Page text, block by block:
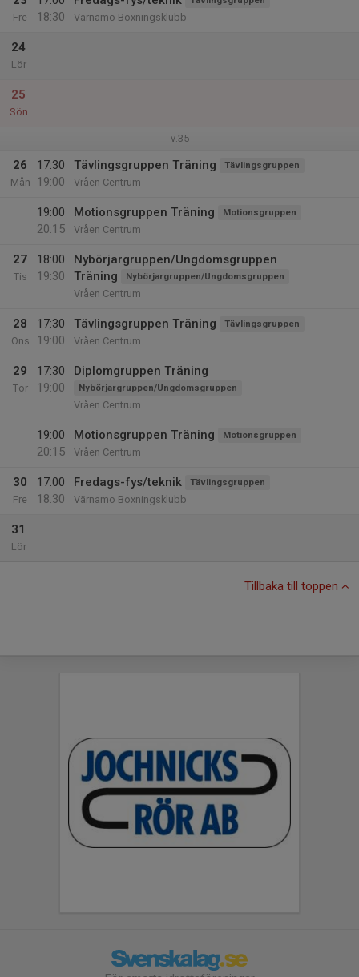
Fre
18:30
Värnamo Boxningsklubb
24
Lör
25
Sön
v.35
26
Mån
17:30
19:00
Tävlingsgruppen Träning Tävlingsgruppen
Vråen Centrum
19:00
20:15
Motionsgruppen Träning Motionsgruppen
Vråen Centrum
27
Tis
18:00
19:30
Nybörjargruppen/Ungdomsgruppen
Träning
Nybörjargruppen/Ungdomsgruppen
Vråen Centrum
28
Ons
17:30
19:00
Tävlingsgruppen Träning Tävlingsgruppen
Vråen Centrum
29
Tor
17:30
19:00
Diplomgruppen Träning
Nybörjargruppen/Ungdomsgruppen
Vråen Centrum
19:00
20:15
Motionsgruppen Träning Motionsgruppen
Vråen Centrum
30
Fre
17:00
18:30
Fredags-fys/teknik Tävlingsgruppen
Värnamo Boxningsklubb
31
Lör
Tillbaka till toppen